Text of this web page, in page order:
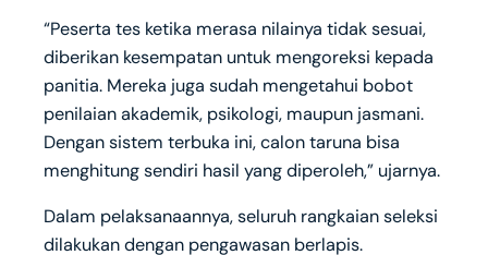
“Peserta tes ketika merasa nilainya tidak sesuai,
diberikan kesempatan untuk mengoreksi kepada
panitia. Mereka juga sudah mengetahui bobot
penilaian akademik, psikologi, maupun jasmani.
Dengan sistem terbuka ini, calon taruna bisa
menghitung sendiri hasil yang diperoleh,” ujarnya.
Dalam pelaksanaannya, seluruh rangkaian seleksi
dilakukan dengan pengawasan berlapis.